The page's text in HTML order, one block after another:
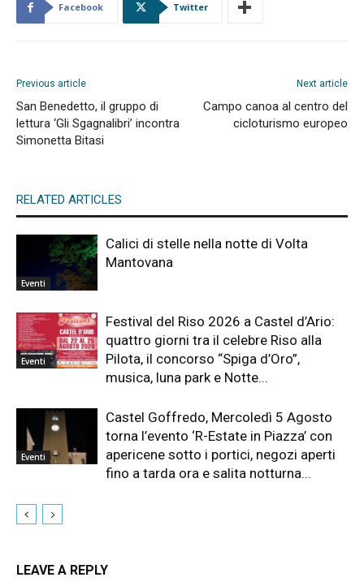
Facebook Twitter
Previous article
San Benedetto, il gruppo di
lettura ‘Gli Sgagnalibri’ incontra
Simonetta Bitasi
Next article
Campo canoa al centro del
cicloturismo europeo
RELATED ARTICLES
Eventi
Calici di stelle nella notte di Volta
Mantovana
Eventi
Festival del Riso 2026 a Castel d’Ario:
quattro giorni tra il celebre Riso alla
Pilota, il concorso “Spiga d’Oro”,
musica, luna park e Notte...
Eventi
Castel Goffredo, Mercoledì 5 Agosto
torna l’evento ‘R-Estate in Piazza’ con
apericene sotto i portici, negozi aperti
fino a tarda ora e salita notturna...
LEAVE A REPLY